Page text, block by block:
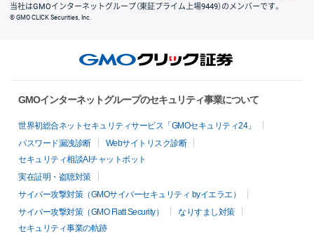
当社はGMOインターネットグループ（東証プライム上場9449）のメンバーです。
© GMO CLICK Securities, Inc.
GMOインターネットグループのセキュリティ事業について
世界初総合ネットセキュリティサービス「GMOセキュリティ24」
パスワード漏洩診断
Webサイトリスク診断
セキュリティ相談AIチャットボット
実在証明・盗聴対策
サイバー攻撃対策（GMOサイバーセキュリティ byイエラエ）
サイバー攻撃対策（GMO Flatt Security）
なりすまし対策
セキュリティ事業の軌跡